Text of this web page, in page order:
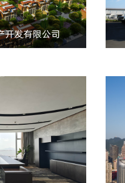
开发有限公司